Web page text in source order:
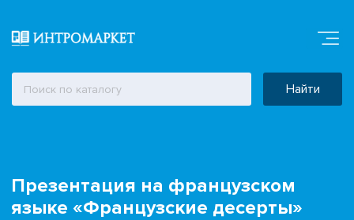
Найти
Презентация на французском
языке «Французские десерты»